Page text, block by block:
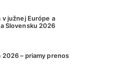
v južnej Európe a
Slovensku 2026
2026 – priamy prenos